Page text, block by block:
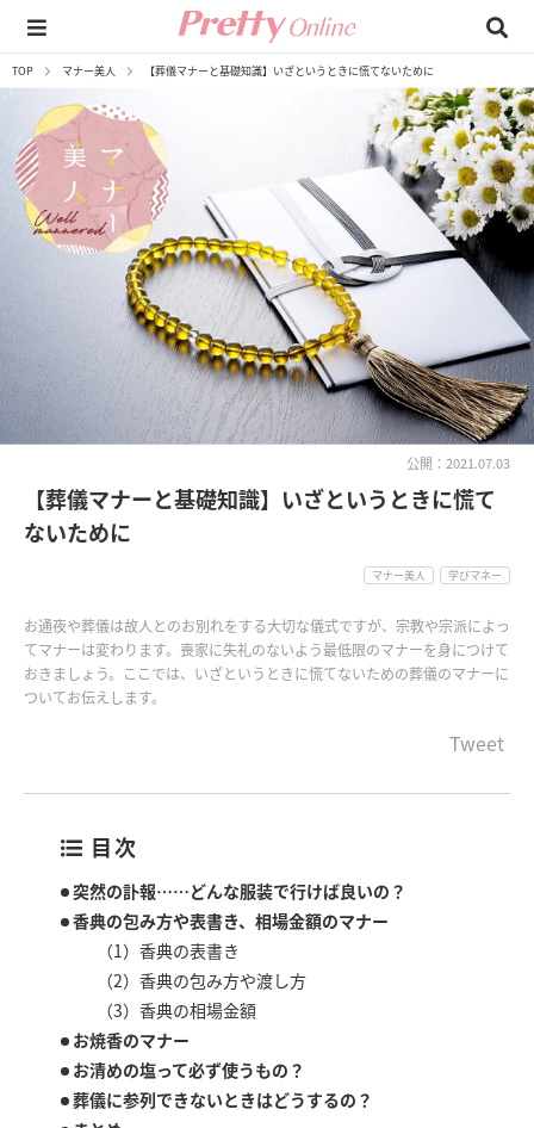
TOP マナー美人 【葬儀マナーと基礎知識】いざというときに慌てないために
公開：2021.07.03
【葬儀マナーと基礎知識】いざというときに慌て
ないために
マナー美人 学びマネー
お通夜や葬儀は故人とのお別れをする大切な儀式ですが、宗教や宗派によっ
てマナーは変わります。喪家に失礼のないよう最低限のマナーを身につけて
おきましょう。ここでは、いざというときに慌てないための葬儀のマナーに
ついてお伝えします。
Tweet
目次
突然の訃報……どんな服装で行けば良いの？
香典の包み方や表書き、相場金額のマナー
（1）香典の表書き
（2）香典の包み方や渡し方
（3）香典の相場金額
お焼香のマナー
お清めの塩って必ず使うもの？
葬儀に参列できないときはどうするの？